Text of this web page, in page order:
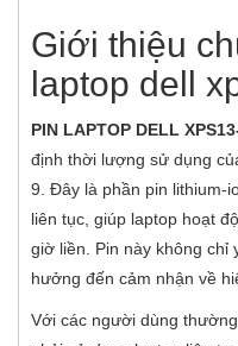
Giới thiệu
laptop dell
PIN LAPTOP DELL
định thời lượng sử dụng
9. Đây là phần pin lithium-
liên tục, giúp laptop hoạt
giờ liền. Pin này không chỉ
hưởng đến cảm nhận về
Với các người dùng